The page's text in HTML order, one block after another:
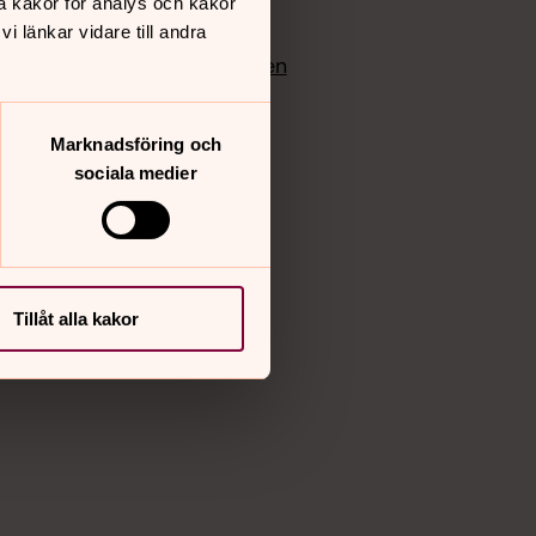
länkar vidare till andra
Marknadsföring och
sociala medier
Tillåt alla kakor
Instagram
Vimeo
Bloggportalen